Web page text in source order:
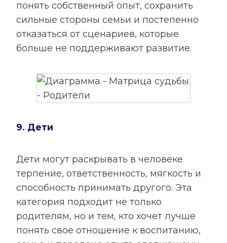
понять собственный опыт, сохранить
сильные стороны семьи и постепенно
отказаться от сценариев, которые
больше не поддерживают развитие.
9. Дети
Дети могут раскрывать в человеке
терпение, ответственность, мягкость и
способность принимать другого. Эта
категория подходит не только
родителям, но и тем, кто хочет лучше
понять свое отношение к воспитанию,